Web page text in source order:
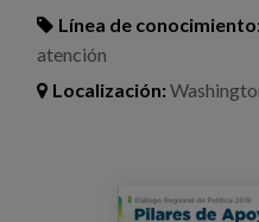
Noticias
Blog
Trabaja con nosotros
Línea de
atención
Localización:
bid.png